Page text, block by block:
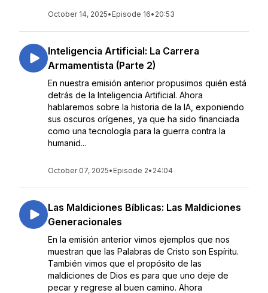
October 14, 2025• Episode 16• 20:53
Inteligencia Artificial: La Carrera
Armamentista (Parte 2)
En nuestra emisión anterior propusimos quién está
detrás de la Inteligencia Artificial. Ahora
hablaremos sobre la historia de la IA, exponiendo
sus oscuros orígenes, ya que ha sido financiada
como una tecnología para la guerra contra la
humanid...
October 07, 2025• Episode 2• 24:04
Las Maldiciones Bíblicas: Las Maldiciones
Generacionales
En la emisión anterior vimos ejemplos que nos
muestran que las Palabras de Cristo son Espíritu.
También vimos que el propósito de las
maldiciones de Dios es para que uno deje de
pecar y regrese al buen camino. Ahora